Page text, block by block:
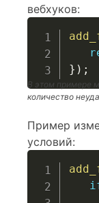
вебхуков:
} ) ;
В этом примере
количество
Пример
условий: